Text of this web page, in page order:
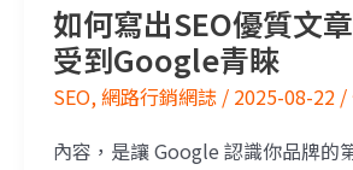
如何寫出SEO優質文
受到Google青睞
SEO,網路行銷網誌 / 2025-08-22 /
內容，是讓 Google 認識你品牌的